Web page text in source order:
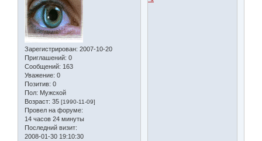
Зарегистрирован: 2007-10-20
Приглашений: 0
Сообщений: 163
Уважение: 0
Позитив: 0
Пол: Мужской
Возраст: 35 [1990-11-09]
Провел на форуме:
14 часов 24 минуты
Последний визит:
2008-01-30 19:10:30